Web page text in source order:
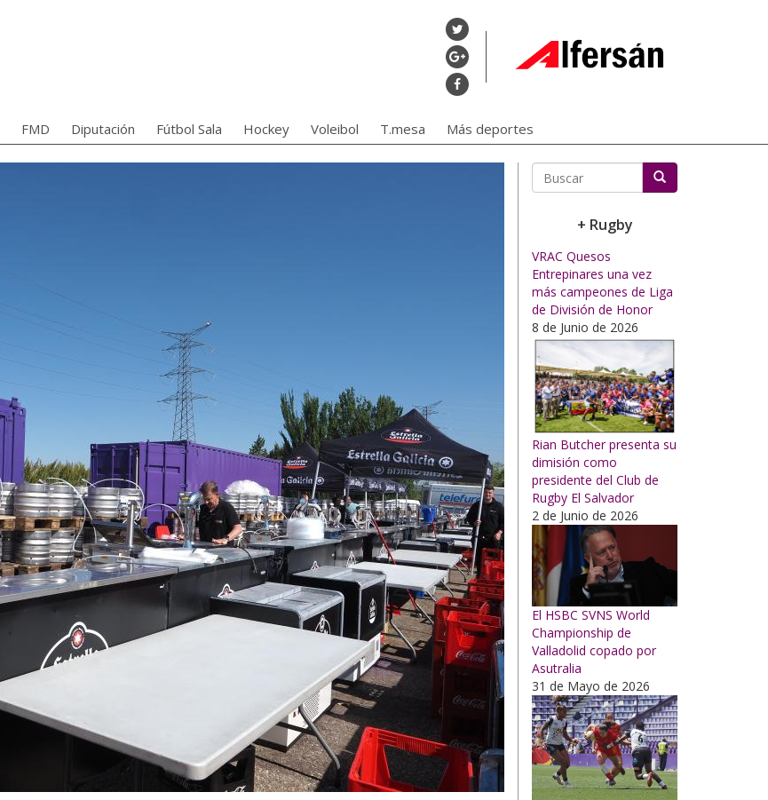
FMD Diputación Fútbol Sala Hockey Voleibol T.mesa Más deportes
+ Rugby
VRAC Quesos
Entrepinares una vez
más campeones de Liga
de División de Honor
8 de Junio de 2026
Rian Butcher presenta su
dimisión como
presidente del Club de
Rugby El Salvador
2 de Junio de 2026
El HSBC SVNS World
Championship de
Valladolid copado por
Asutralia
31 de Mayo de 2026